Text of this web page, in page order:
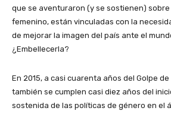
que se aventuraron (y se sostienen)
femenino, están vinculadas con la
de mejorar la imagen del país ante el
¿Embellecerla?
En 2015, a casi cuarenta años del Golpe de
también se cumplen casi diez años del
sostenida de las políticas de género en el